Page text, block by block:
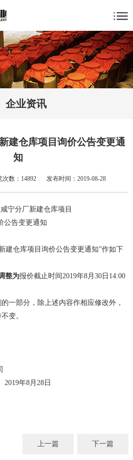
企业资讯
建仓库项目询价公告变更通
知
次数：14892 发布时间：2019-08-28
宁分厂新建仓库项目
公告变更通知
仓库项目询价公告变更通知”作如下
整为报价截止时间2019年8月30日14:00
一部分，除上述内容作相应修改外，
变。
28日
上一篇 下一篇